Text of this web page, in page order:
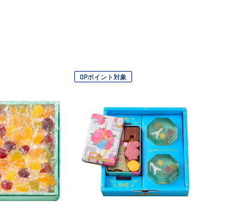
OPポイント対象